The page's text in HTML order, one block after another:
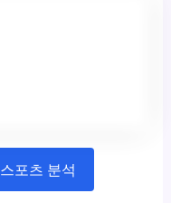
스포츠 분석